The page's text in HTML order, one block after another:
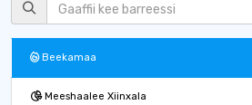
Beekamaa
Meeshaalee Xiinxala